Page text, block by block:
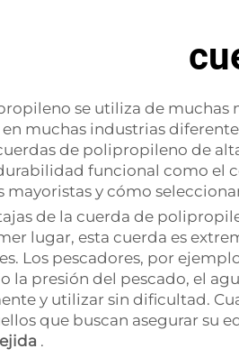
se utiliza de muchas
muchas industrias
de polipropileno de
funcional como el
y cómo
de la cuerda de
lugar, esta cuerda es
Los pescadores, por
la presión del pescado, el
y utilizar sin dificultad.
que buscan asegurar su
.